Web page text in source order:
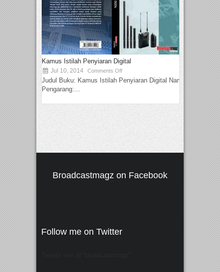
Kamus Istilah Penyiaran Digital
Jul 10, 2014 Comments Off
Judul Buku: Kamus Istilah Penyiaran Digital Nama
Pengarang:...
Broadcastmagz on Facebook
Follow me on Twitter